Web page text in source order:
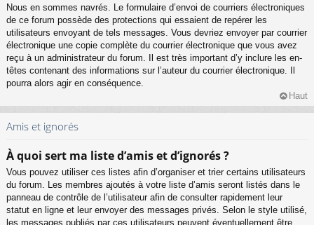
Nous en sommes navrés. Le formulaire d’envoi de courriers électroniques
de ce forum possède des protections qui essaient de repérer les
utilisateurs envoyant de tels messages. Vous devriez envoyer par courrier
électronique une copie complète du courrier électronique que vous avez
reçu à un administrateur du forum. Il est très important d’y inclure les en-
têtes contenant des informations sur l’auteur du courrier électronique. Il
pourra alors agir en conséquence.
Haut
Amis et ignorés
À quoi sert ma liste d’amis et d’ignorés ?
Vous pouvez utiliser ces listes afin d’organiser et trier certains utilisateurs
du forum. Les membres ajoutés à votre liste d’amis seront listés dans le
panneau de contrôle de l’utilisateur afin de consulter rapidement leur
statut en ligne et leur envoyer des messages privés. Selon le style utilisé,
les messages publiés par ces utilisateurs peuvent éventuellement être